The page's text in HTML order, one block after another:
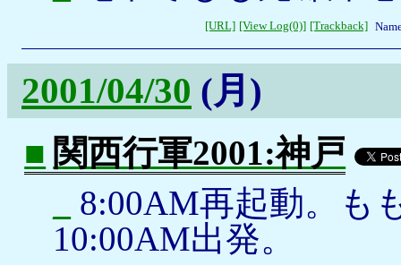
[URL] [View Log(0)] [Trackback]
2001/04/30 (月)
■ 関西行軍2001:神戸
8:00AM再起動。も
10:00AM出発。